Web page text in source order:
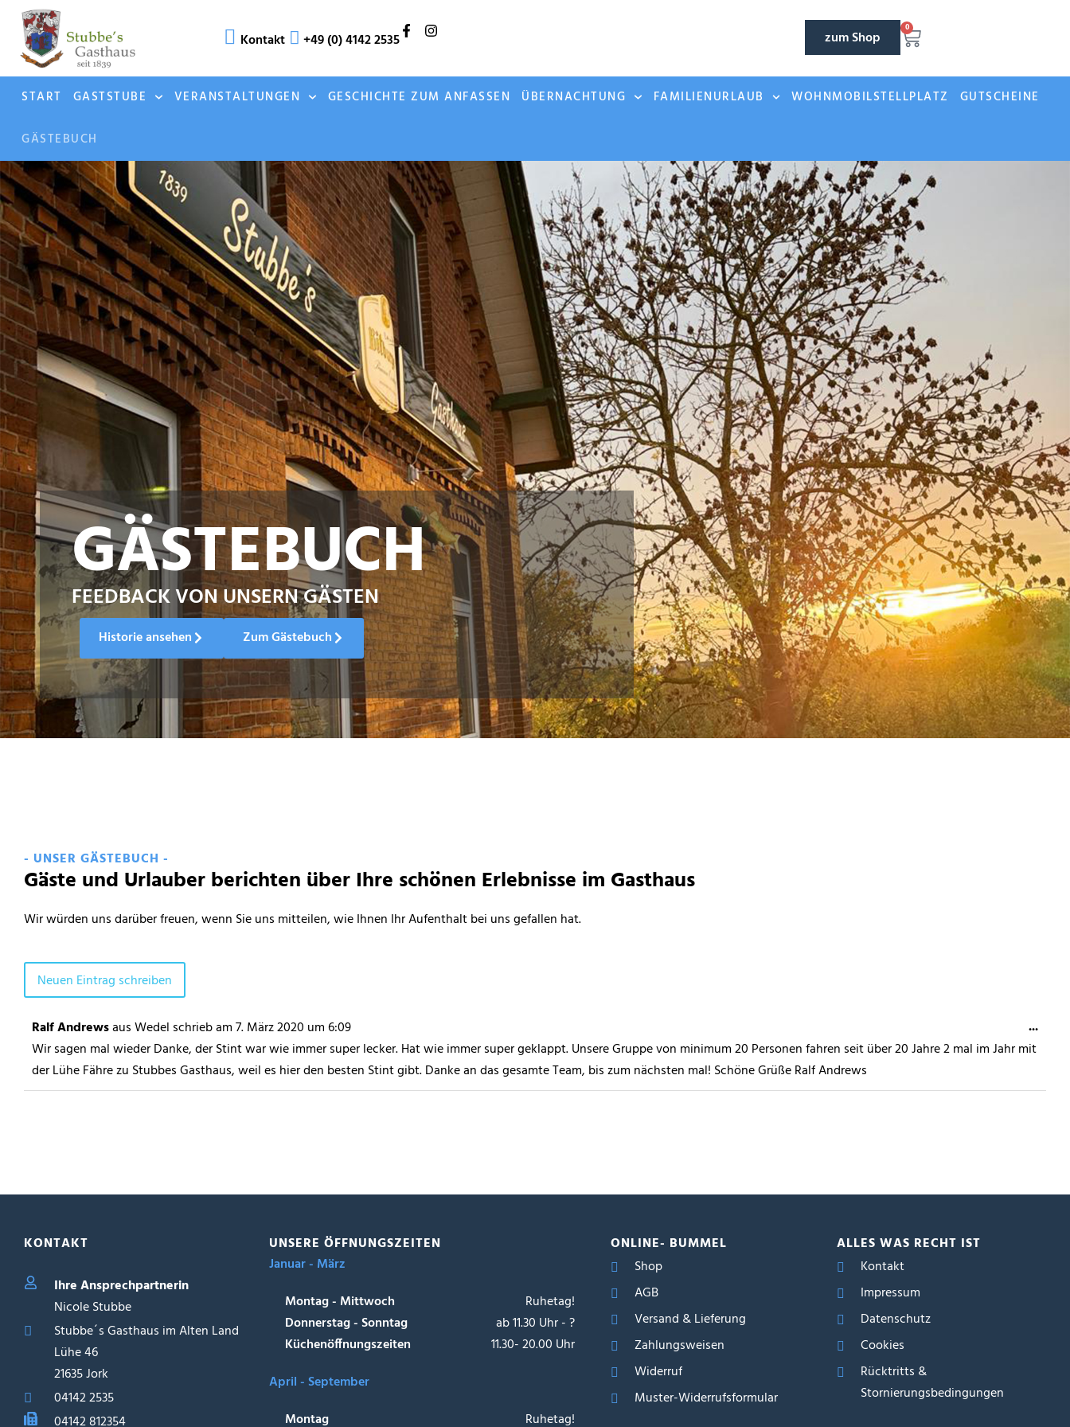
Kontakt +49 (0) 4142 2535 zum Shop
0
START GASTSTUBE VERANSTALTUNGEN GESCHICHTE ZUM ANFASSEN ÜBERNACHTUNG FAMILIENURLAUB WOHNMOBILSTELLPLATZ GUTSCHEINE
GÄSTEBUCH
GÄSTEBUCH
FEEDBACK VON UNSERN GÄSTEN
Historie ansehen Zum Gästebuch
- UNSER GÄSTEBUCH -
Gäste und Urlauber berichten über Ihre schönen Erlebnisse im Gasthaus
Wir würden uns darüber freuen, wenn Sie uns mitteilen, wie Ihnen Ihr Aufenthalt bei uns gefallen hat.
Ralf AndrewsausWedel schrieb am7. März 2020 um6:09
Wir sagen mal wieder Danke, der Stint war wie immer super lecker. Hat wie immer super geklappt. Unsere Gruppe von minimum 20 Personen fahren seit über 20 Jahre 2 mal im Jahr mit
der Lühe Fähre zu Stubbes Gasthaus, weil es hier den besten Stint gibt. Danke an das gesamte Team, bis zum nächsten mal! Schöne Grüße Ralf Andrews
...
KONTAKT
Ihre Ansprechpartnerin
Nicole Stubbe
Stubbe´s Gasthaus im Alten Land
Lühe 46
21635 Jork
04142 2535
04142 812354
UNSERE ÖFFNUNGSZEITEN
Januar - März
Montag - Mittwoch
Ruhetag!
Donnerstag - Sonntag
ab 11.30 Uhr - ?
Küchenöffnungszeiten
11.30- 20.00 Uhr
April - September
Montag
Ruhetag!
ONLINE- BUMMEL
Shop
AGB
Versand & Lieferung
Zahlungsweisen
Widerruf
Muster-Widerrufsformular
ALLES WAS RECHT IST
Kontakt
Impressum
Datenschutz
Cookies
Rücktritts &
Stornierungsbedingungen